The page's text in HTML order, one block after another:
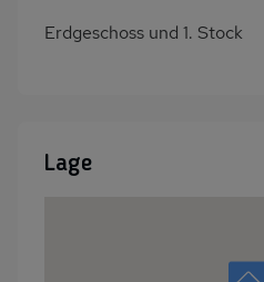
Erdgeschoss und 1. Stock
Lage